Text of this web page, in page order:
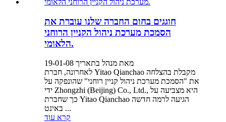
חוגגים בחום החברה שלנו עוברת את
הסמכת מערכת ניהול הקניין הרוחני
הלאומי.
מאת מנהל בתאריך 19-01-08
לאחרונה, חברת Yitao Qianchao מקבלת בהצלחה
את "הסמכת מערכת ניהול קניין רוחני" שהונפקה על
ידי Zhongzhi (Beijing) Co., Ltd., היא מצביעה על
כך שחברת Yitao Qianchao הגיעה לרמה חדשה
באינט ...
קרא עוד